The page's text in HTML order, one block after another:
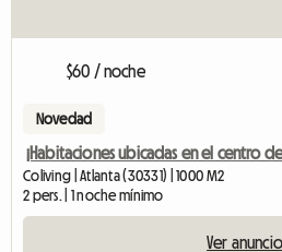
$60 / noche
Novedad
¡Habitaciones ubicadas en el centro
Coliving | Atlanta (30331) | 1000 M2
2 pers. | 1 noche mínimo
Ver anuncio